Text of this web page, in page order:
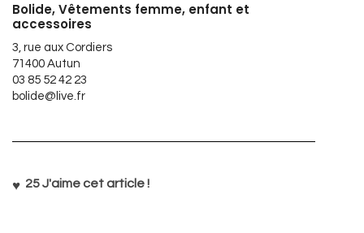
Bolide, Vêtements femme, enfant et
accessoires
3, rue aux Cordiers
71400 Autun
03 85 52 42 23
bolide@live.fr
25J'aime cet article !